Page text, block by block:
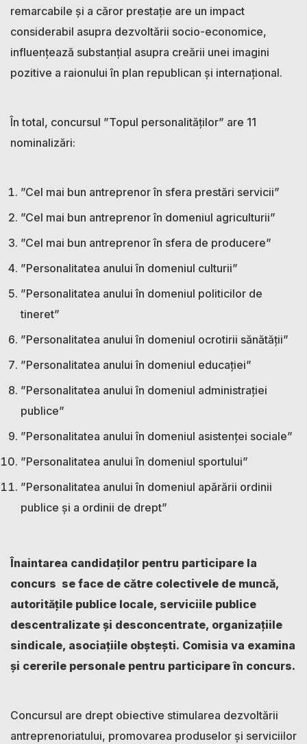
remarcabile şi a căror prestaţie are un impact
considerabil asupra dezvoltării socio-economice,
influenţează substanţial asupra creării unei imagini
pozitive a raionului în plan republican şi internaţional.
În total, concursul ”Topul personalităților” are 11
nominalizări:
”Cel mai bun antreprenor în sfera prestări servicii”
”Cel mai bun antreprenor în domeniul agriculturii”
”Cel mai bun antreprenor în sfera de producere”
”Personalitatea anului în domeniul culturii”
”Personalitatea anului în domeniul politicilor de
tineret”
”Personalitatea anului în domeniul ocrotirii sănătății”
”Personalitatea anului în domeniul educației”
”Personalitatea anului în domeniul administrației
publice”
”Personalitatea anului în domeniul asistenței sociale”
”Personalitatea anului în domeniul sportului”
”Personalitatea anului în domeniul apărării ordinii
publice și a ordinii de drept”
Înaintarea candidaţilor pentru participare la
concurs se face de către colectivele de muncă,
autorităţile publice locale, serviciile publice
descentralizate şi desconcentrate, organizațiile
sindicale, asociațiile obștești. Comisia va examina
și cererile personale pentru participare în concurs.
Concursul are drept obiective stimularea dezvoltării
antreprenoriatului, promovarea produselor şi serviciilor